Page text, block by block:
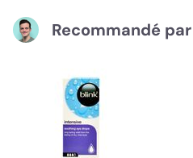
Recommandé